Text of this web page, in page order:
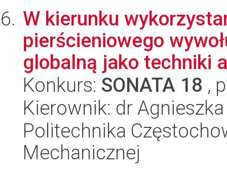
W kierunku
pierścieniowego
globalną jako techniki
Konkurs: SONATA 18 ,
Kierownik: dr
Politechnika
Mechanicznej